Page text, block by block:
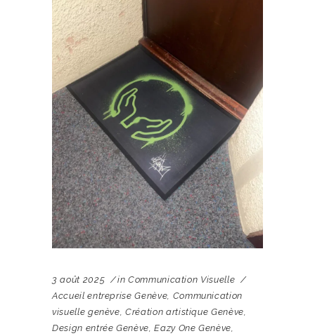
3 août 2025 in Communication Visuelle
Accueil entreprise Genève, Communication
visuelle genève,Création artistique Genève,
Design entrée Genève,Eazy One Genève,